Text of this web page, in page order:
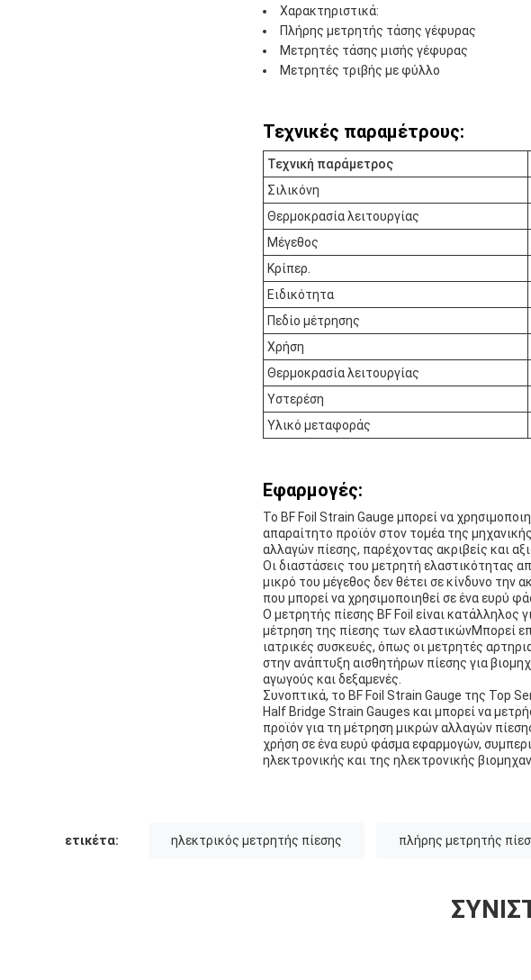
Χαρακτηριστικά:
Πλήρης μετρητής τάσης γέφυρας
Μετρητές τάσης μισής γέφυρας
Μετρητές τριβής με φύλλο
Τεχνικές παραμέτρους:
Τεχνική παράμετρος
Σιλικόνη
Θερμοκρασία λειτουργίας
Μέγεθος
Κρίπερ.
Ειδικότητα
Πεδίο μέτρησης
Χρήση
Θερμοκρασία λειτουργίας
Υστερέση
Υλικό μεταφοράς
Εφαρμογές:
Το BF Foil Strain Gauge μπορεί να
απαραίτητο προϊόν στον τομέα της
αλλαγών πίεσης, παρέχοντας ακριβείς και
Οι διαστάσεις του μετρητή ελαστικότητας
μικρό του μέγεθος δεν θέτει σε κίνδυνο την
που μπορεί να χρησιμοποιηθεί σε ένα ευρύ
Ο μετρητής πίεσης BF Foil είναι
μέτρηση της πίεσης των ελαστικώνΜπορεί
ιατρικές συσκευές, όπως οι μετρητές
στην ανάπτυξη αισθητήρων πίεσης για
αγωγούς και δεξαμενές.
Συνοπτικά, το BF Foil Strain Gauge της Top
Half Bridge Strain Gauges και μπορεί να
προϊόν για τη μέτρηση μικρών αλλαγών
χρήση σε ένα ευρύ φάσμα εφαρμογών,
ηλεκτρονικής και της ηλεκτρονικής
ετικέτα: ηλεκτρικός μετρητής πίεσης πλήρης μετρητής